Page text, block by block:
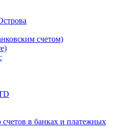
счетом)
в банках и платежных